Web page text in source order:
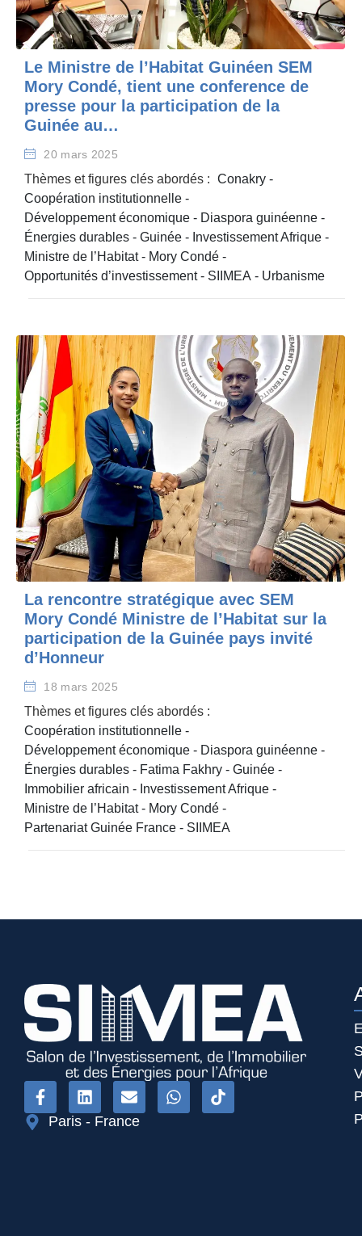
Le Ministre de l’Habitat Guinéen SEM
Mory Condé, tient une conference de
presse pour la participation de la
Guinée au…
20 mars 2025
Thèmes et figures clés abordés : Conakry -
Coopération institutionnelle -
Développement économique - Diaspora guinéenne -
Énergies durables - Guinée - Investissement Afrique -
Ministre de l’Habitat- Mory Condé -
Opportunités d’investissement- SIIMEA - Urbanisme
La rencontre stratégique avec SEM
Mory Condé Ministre de l’Habitat sur la
participation de la Guinée pays invité
d’Honneur
18 mars 2025
Thèmes et figures clés abordés :
Coopération institutionnelle -
Développement économique - Diaspora guinéenne -
Énergies durables - Fatima Fakhry - Guinée -
Immobilier africain - Investissement Afrique -
Ministre de l’Habitat- Mory Condé -
Partenariat Guinée France - SIIMEA
Paris - France